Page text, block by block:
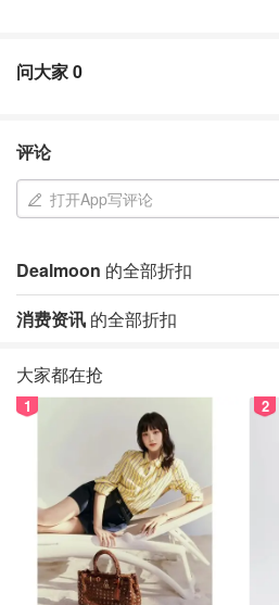
问大家0
评论
打开App写评论
Dealmoon 的全部折扣
消费资讯 的全部折扣
大家都在抢
1 2